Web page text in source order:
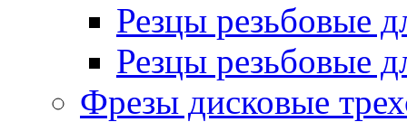
Резцы резьбовые
Резцы резьбовые
Фрезы дисковые